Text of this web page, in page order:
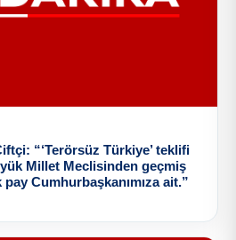
“‘Terörsüz Türkiye’ teklifi
Millet Meclisinden geçmiş
Cumhurbaşkanımıza ait.”